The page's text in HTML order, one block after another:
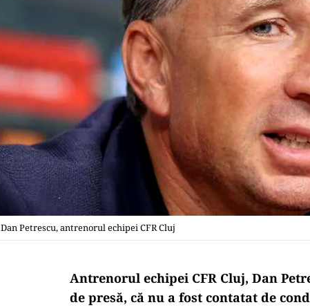
Dan Petrescu, antrenorul echipei CFR Cluj
Antrenorul echipei CFR Cluj, Dan
de presă, că nu a fost contatat de